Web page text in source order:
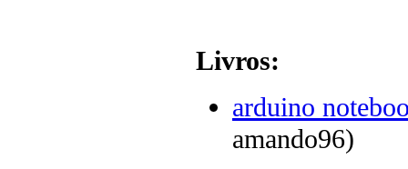
Livros:
arduino
amando96)